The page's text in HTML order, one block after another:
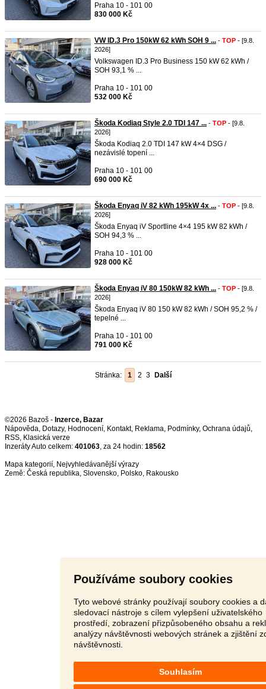
Používáme soubory cookies
Tyto webové stránky používají soubory cookies a
sledovací nástroje s cílem vylepšení uživatelského
prostředí, zobrazení přizpůsobeného obsahu a
analýzy návštěvnosti webových stránek a zjištění
návštěvnosti.
Souhlasím
Praha 10 - 101 00
830 000 Kč
VW ID.3 Pro 150kW 62 kWh SOH 9 ... - TOP - [9.8.
2026]
Volkswagen ID.3 Pro Business 150 kW 62 kWh /
SOH 93,1 % ...
Praha 10 - 101 00
532 000 Kč
Škoda Kodiaq Style 2.0 TDI 147 ... - TOP - [9.8.
2026]
Škoda Kodiaq 2.0 TDI 147 kW 4×4 DSG /
nezávislé topení ...
Praha 10 - 101 00
690 000 Kč
Škoda Enyaq iV 82 kWh 195kW 4x ... - TOP - [9.8.
2026]
Škoda Enyaq iV Sportline 4×4 195 kW 82 kWh /
SOH 94,3 % ...
Praha 10 - 101 00
928 000 Kč
Škoda Enyaq iV 80 150kW 82 kWh ... - TOP - [9.8.
2026]
Škoda Enyaq iV 80 150 kW 82 kWh / SOH 95,2 % /
tepelné ...
Praha 10 - 101 00
791 000 Kč
Stránka: 1 2 3 Další
©2026 Bazoš - Inzerce, Bazar
Nápověda, Dotazy, Hodnocení, Kontakt, Reklama, Podmínky, Ochrana údajů,
RSS,
Inzeráty Auto celkem: 401063, za 24 hodin: 18562
Mapa kategorií, Nejvyhledávanější výrazy
Země: Česká republika, Slovensko, Polsko, Rakousko